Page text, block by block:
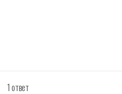
1 ответ